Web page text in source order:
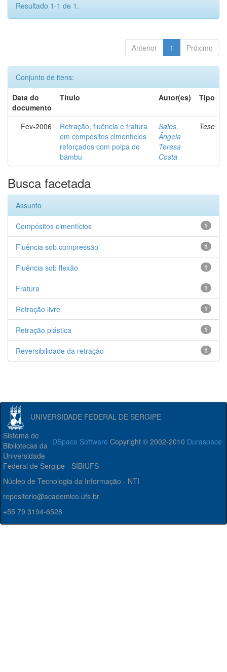
Resultado 1-1 de 1.
Anterior 1 Próximo
Conjunto de itens:
Data do
documento
Título Autor(es) Tipo
Fev-2006
Retração, fluência e fratura
em compósitos cimentícios
reforçados com polpa de
bambu
Sales,
Ângela
Teresa
Costa
Tese
Busca facetada
Assunto
1
Compósitos cimentícios
1
Fluência sob compressão
1
Fluência sob flexão
1
Fratura
1
Retração livre
1
Retração plástica
1
Reversibilidade da retração
UNIVERSIDADE FEDERAL DE SERGIPE
DSpace Software Copyright © 2002-2010 Duraspace
Sistema de
Bibliotecas da
Universidade
Federal de Sergipe - SIBIUFS
Núcleo de Tecnologia da Informação - NTI
repositorio@academico.ufs.br
+55 79 3194-6528